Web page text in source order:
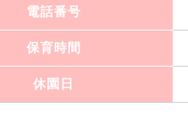
電話番号
保育時間
休園日